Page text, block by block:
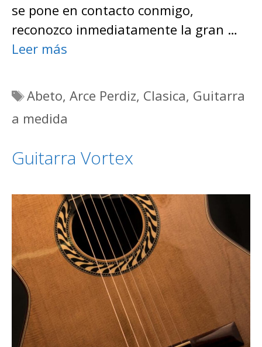
se pone en contacto conmigo,
reconozco inmediatamente la gran …
Leer más
Etiquetas
Abeto,Arce Perdiz, Clasica, Guitarra
a medida
Guitarra Vortex